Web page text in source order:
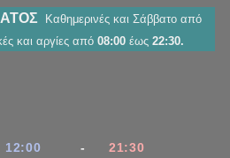
Καθημερινές και Σάββατο από
και αργίες από 08:00 έως 22:30.
12:00 -
21:30